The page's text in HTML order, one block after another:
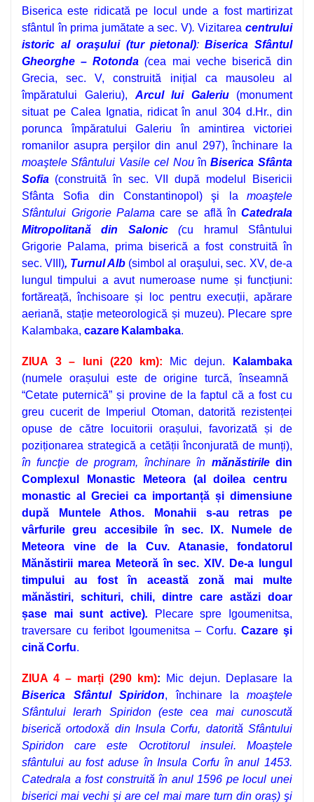
Biserica este ridicată pe locul unde a fost martirizat
sfântul în prima jumătate a sec. V). Vizitarea centrului
istoric al oraşului (tur pietonal): Biserica Sfântul
Gheorghe – Rotonda(cea mai veche biserică din
Grecia, sec. V, construită inițial ca mausoleu al
împăratului Galeriu), Arcul lui Galeriu
(monument
situat pe Calea Ignatia, ridicat în anul 304 d.Hr., din
porunca împăratului Galeriu în amintirea victoriei
romanilor asupra perşilor din anul 297), închinare la
moaştele Sfântului Vasile cel Nou în Biserica Sfânta
Sofia (construită în sec. VII după modelul Bisericii
Sfânta Sofia din Constantinopol)
şi la
moaştele
Sfântului Grigorie Palama care se află în Catedrala
Mitropolitană din Salonic(cu hramul Sfântului
Grigorie Palama, prima biserică a fost construită în
sec. VIII), Turnul Alb (simbol al oraşului, sec. XV, de-a
lungul timpului a avut numeroase nume și funcțiuni:
fortăreață, închisoare și loc pentru execuții, apărare
aeriană, stație meteorologică și muzeu). Plecare spre
Kalambaka, cazare Kalambaka.
ZIUA 3 – luni (220 km): Mic dejun. Kalambaka
(numele orașului este de origine turcă, înseamnă
“Cetate puternică” și provine de la faptul că a fost cu
greu cucerit de Imperiul Otoman, datorită rezistenței
opuse de către locuitorii orașului, favorizată și de
poziționarea strategică a cetății înconjurată de munți),
în funcţie de program, închinare în mănăstiriledin
Complexul Monastic Meteora (al doilea centru
monastic al Greciei ca importanță și dimensiune
după Muntele Athos. Monahii s-au retras pe
vârfurile greu accesibile în sec. IX. Numele de
Meteora vine de la Cuv. Atanasie, fondatorul
Mănăstirii marea Meteoră în sec. XIV. De-a lungul
timpului au fost în această zonă mai multe
mănăstiri, schituri, chili, dintre care astăzi doar
șase mai sunt active). Plecare spre Igoumenitsa,
traversare cu feribot Igoumenitsa – Corfu. Cazare şi
cinăCorfu.
ZIUA 4 – marți (290 km):
Mic dejun. Deplasare la
Biserica Sfântul Spiridon,închinare la
moaştele
Sfântului Ierarh Spiridon(este cea mai cunoscută
biserică ortodoxă din Insula Corfu, datorită Sfântului
Spiridon care este Ocrotitorul insulei. Moaștele
sfântului au fost aduse în Insula Corfu în anul 1453.
Catedrala a fost construită în anul 1596 pe locul unei
biserici mai vechi și are cel mai mare turn din oraș) şi